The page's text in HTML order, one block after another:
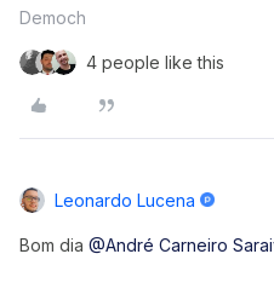
Democh
4 people like this
Leonardo Lucena
Bom dia @André Carneiro